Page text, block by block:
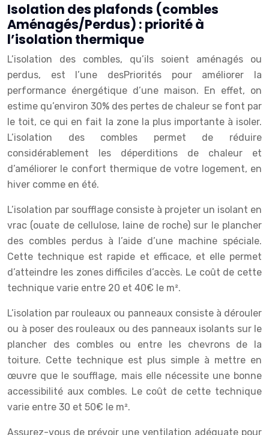
Isolation des plafonds (combles
Aménagés/Perdus) : priorité à
l’isolation thermique
L’isolation des combles, qu’ils soient aménagés ou
perdus, est l’une desPriorités pour améliorer la
performance énergétique d’une maison. En effet, on
estime qu’environ 30% des pertes de chaleur se font par
le toit, ce qui en fait la zone la plus importante à isoler.
L’isolation des combles permet de réduire
considérablement les déperditions de chaleur et
d’améliorer le confort thermique de votre logement, en
hiver comme en été.
L’isolation par soufflage consiste à projeter un isolant en
vrac (ouate de cellulose, laine de roche) sur le plancher
des combles perdus à l’aide d’une machine spéciale.
Cette technique est rapide et efficace, et elle permet
d’atteindre les zones difficiles d’accès. Le coût de cette
technique varie entre 20 et 40€ le m².
L’isolation par rouleaux ou panneaux consiste à dérouler
ou à poser des rouleaux ou des panneaux isolants sur le
plancher des combles ou entre les chevrons de la
toiture. Cette technique est plus simple à mettre en
œuvre que le soufflage, mais elle nécessite une bonne
accessibilité aux combles. Le coût de cette technique
varie entre 30 et 50€ le m².
Assurez-vous de prévoir une ventilation adéquate pour